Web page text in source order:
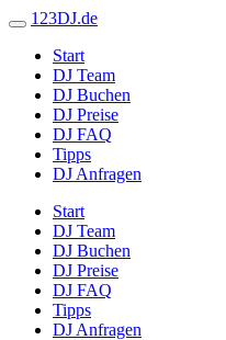
123DJ.de
Start
DJ Team
DJ Buchen
DJ Preise
DJ FAQ
Tipps
DJ Anfragen
Start
DJ Team
DJ Buchen
DJ Preise
DJ FAQ
Tipps
DJ Anfragen